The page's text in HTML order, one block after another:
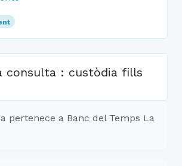
consulta : custòdia fills
pertenece a Banc del Temps La